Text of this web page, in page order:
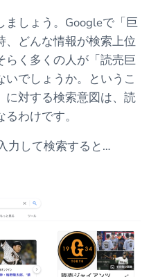
ましょう。Googleで「巨
、どんな情報が検索上位
らく多くの人が「読売巨
でしょうか。というこ
に対する検索意図は、読
わけです。
力して検索すると…